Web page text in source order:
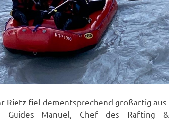
Rietz fiel dementsprechend großartig aus.
Manuel, Chef des Rafting &